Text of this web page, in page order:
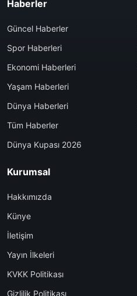
Haberler
Güncel Haberler
Spor Haberleri
Ekonomi Haberleri
Yaşam Haberleri
Dünya Haberleri
Tüm Haberler
Dünya Kupası 2026
Kurumsal
Hakkımızda
Künye
İletişim
Yayın İlkeleri
KVKK Politikası
Gizlilik Politikası